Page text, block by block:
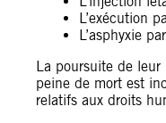
L’exécution
L’asphyxie
La poursuite de
peine de mort est
relatifs aux droits